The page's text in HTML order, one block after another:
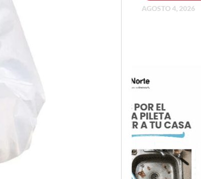
AGOSTO 4, 2026